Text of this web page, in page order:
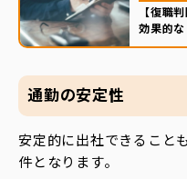
【復職
効果的
トを見
通勤の安定性
安定的に出社できること
件となります。